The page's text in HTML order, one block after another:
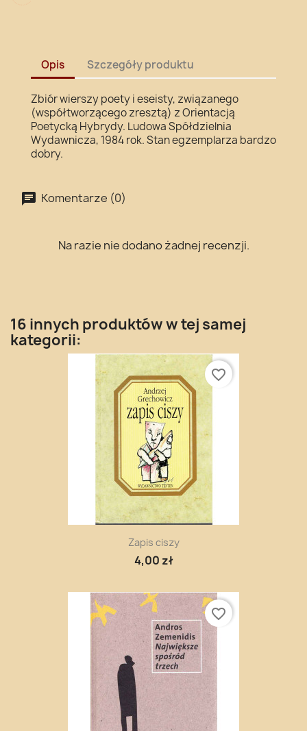
Opis Szczegóły produktu
Zbiór wierszy poety i eseisty, związanego
(współtworzącego zresztą) z Orientacją
Poetycką Hybrydy. Ludowa Spółdzielnia
Wydawnicza, 1984 rok. Stan egzemplarza bardzo
dobry.
Komentarze (0)
Na razie nie dodano żadnej recenzji.
16 innych produktów w tej samej
kategorii:
Zapis ciszy
4,00 zł
favorite_border
favorite_border